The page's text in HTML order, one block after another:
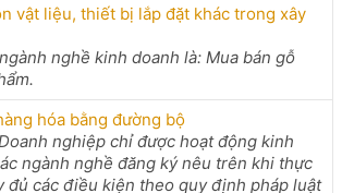
vật liệu, thiết bị lắp đặt khác trong xây
nghề kinh doanh là: Mua bán gỗ
hóa bằng đường bộ
nghiệp chỉ được hoạt động kinh
ngành nghề đăng ký nêu trên khi thực
đủ các điều kiện theo quy định pháp luật